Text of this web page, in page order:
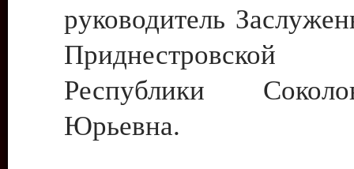
руководитель
Приднестровской
Республики
Юрьевна.